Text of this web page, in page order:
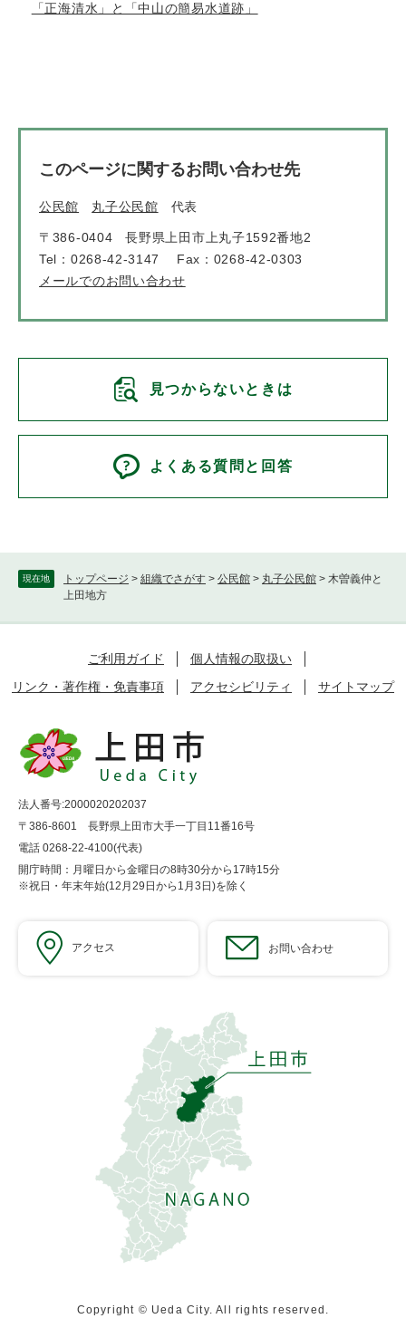
現在地 トップページ > 組織でさがす > 公民館 > 丸子公民館 > 木曽義仲と
上田地方
「正海清水」と「中山の簡易水道跡」
このページに関するお問い合わせ先
公民館 丸子公民館 代表
〒386-0404
長野県上田市上丸子1592番地2
Tel：0268-42-3147
Fax：0268-42-0303
メールでのお問い合わせ
見つからないときは
よくある質問と回答
ご利用ガイド
個人情報の取扱い
リンク・著作権・免責事項
アクセシビリティ サイトマップ
法人番号:2000020202037
〒386-8601 長野県上田市大手一丁目11番16号
電話 0268-22-4100(代表)
開庁時間：月曜日から金曜日の8時30分から17時15分
※祝日・年末年始(12月29日から1月3日)を除く
アクセス お問い合わせ
Copyright © Ueda City. All rights reserved.